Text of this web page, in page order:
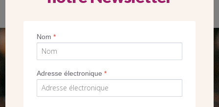
SEUL VOTRE DON
NOUS PERMET D’AGIR
Nom*
Adresse électronique*